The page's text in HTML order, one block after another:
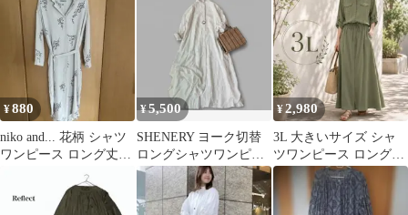
アーワンピース
¥880
niko and... 花柄 シャツ
ワンピース ロング丈
¥5,500
SHENERY ヨーク切替
ロングシャツワンピー
ス
¥2,980
3L 大きいサイズ シャ
ツワンピース ロング丈
カーキ ウエスト絞り 体
型カバー